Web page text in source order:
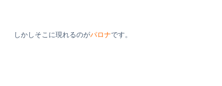
しかしそこに現れるのがパロナです。